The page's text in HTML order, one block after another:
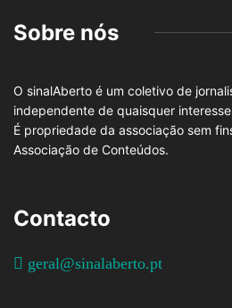
Sobre nós
O sinalAberto é um coletivo de
independente de quaisquer
É propriedade da associação sem
Associação de Conteúdos.
Contacto
geral@sinalaberto.pt